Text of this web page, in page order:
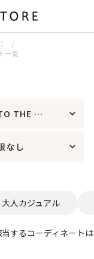
一覧
BACK TO THE FIELD
なし
大人カジュアル
するコーディネートは